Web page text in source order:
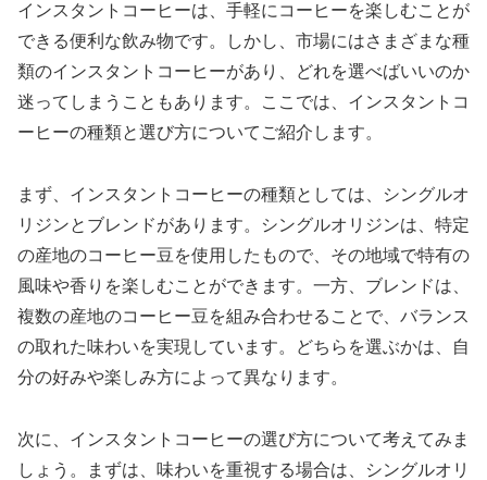
インスタントコーヒーは、手軽にコーヒーを楽しむことが
できる便利な飲み物です。しかし、市場にはさまざまな種
類のインスタントコーヒーがあり、どれを選べばいいのか
迷ってしまうこともあります。ここでは、インスタントコ
ーヒーの種類と選び方についてご紹介します。
まず、インスタントコーヒーの種類としては、シングルオ
リジンとブレンドがあります。シングルオリジンは、特定
の産地のコーヒー豆を使用したもので、その地域で特有の
風味や香りを楽しむことができます。一方、ブレンドは、
複数の産地のコーヒー豆を組み合わせることで、バランス
の取れた味わいを実現しています。どちらを選ぶかは、自
分の好みや楽しみ方によって異なります。
次に、インスタントコーヒーの選び方について考えてみま
しょう。まずは、味わいを重視する場合は、シングルオリ